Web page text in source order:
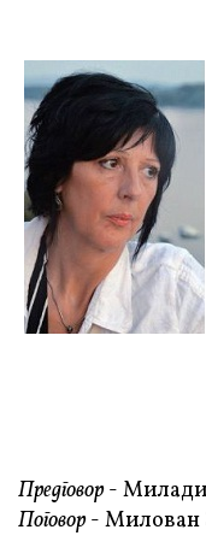
Предговор-
Поговор- Милован